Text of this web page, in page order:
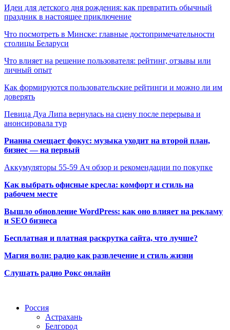
Идеи для детского дня рождения: как превратить обычный
праздник в настоящее приключение
Что посмотреть в Минске: главные достопримечательности
столицы Беларуси
Что влияет на решение пользователя: рейтинг, отзывы или
личный опыт
Как формируются пользовательские рейтинги и можно ли им
доверять
Певица Дуа Липа вернулась на сцену после перерыва и
анонсировала тур
Рианна смещает фокус: музыка уходит на второй план,
бизнес — на первый
Аккумуляторы 55-59 Ач обзор и рекомендации по покупке
Как выбрать офисные кресла: комфорт и стиль на
рабочем месте
Вышло обновление WordPress: как оно влияет на рекламу
и SEO бизнеса
Бесплатная и платная раскрутка сайта, что лучше?
Магия волн: радио как развлечение и стиль жизни
Слушать радио Рокс онлайн
Россия
Астрахань
Белгород